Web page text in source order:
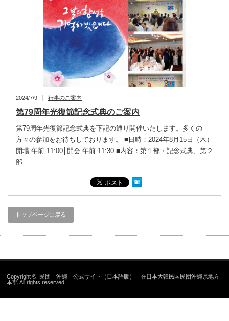
2024/7/9 行事のご案内
第79周年光復節記念式典のご案内
第79周年光復節記念式典を下記の通り開催いたします。多くの
方々の参加をお待ちしております。 ■日時：2024年8月15日（木）
開場 午前 11:00│開会 午前 11:30 ■内容：第１部・記念式典、第２
部…
トップページに戻る
Copyright © 民団 沖縄 公式サイト（日本語版） 在日本大韓民国民団沖縄県地方
本部 All rights reserved.